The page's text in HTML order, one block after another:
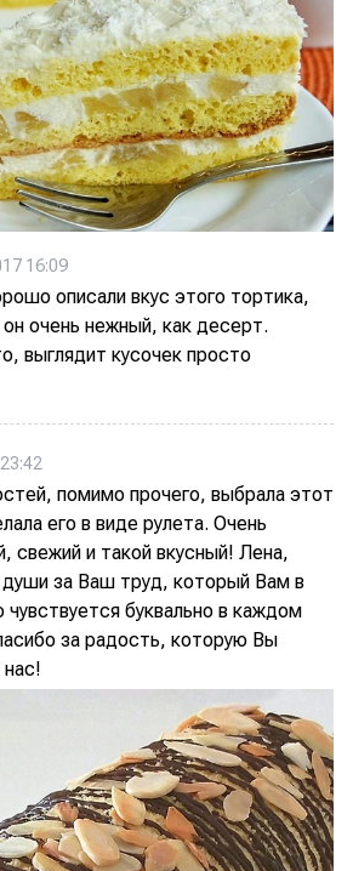
16:09
описали вкус этого тортика,
очень нежный, как десерт.
выглядит кусочек просто
помимо прочего, выбрала этот
его в виде рулета. Очень
свежий и такой вкусный! Лена,
за Ваш труд, который Вам в
чувствуется буквально в каждом
за радость, которую Вы